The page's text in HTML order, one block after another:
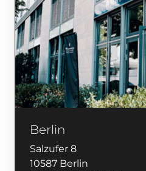
Berlin
Salzufer 8
10587 Berlin